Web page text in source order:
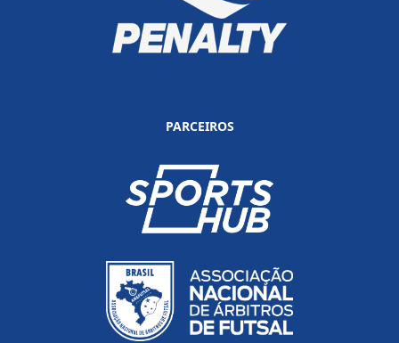
PARCEIROS